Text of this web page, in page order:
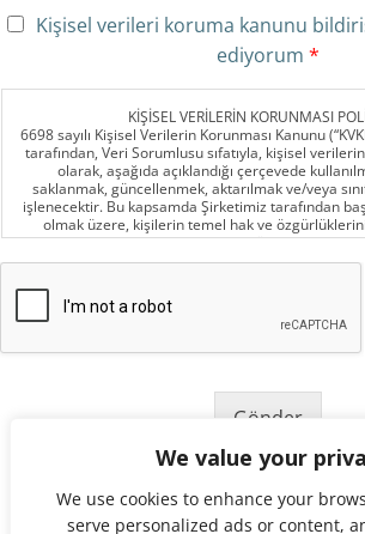
We value your
We use cookies to enhance your
serve personalized ads or content,
K
K
Kişisel verileri koruma kanunu
ediyorum *
KİŞİSEL VERİLERİN KORUNMASI
6698 sayılı Kişisel Verilerin Korunması Kanunu
tarafından, Veri Sorumlusu sıfatıyla, kişisel
olarak, aşağıda açıklandığı çerçevede
saklanmak, güncellenmek, aktarılmak ve/veya
işlenecektir. Bu kapsamda Şirketimiz tarafından
olmak üzere, kişilerin temel hak ve
verilerin korunması amacıyla düzenlenen
gereğince Şirketimiz, kişisel verilerinizin hukuka
sağlama amacıyla, uygun güvenlik düzeyini
teknik ve idari tedbirleri
Bu metnin hedef kitlesi, Şirketimiz çalışanları
Veri sorumlusu sıfatıyla işlenen kişisel verilere,
İsim, soy isim, T.C. kimlik numarası, adres,
adresi, imza, fiziksel mekan/güvenlik görüntü
kalitesi ses kaydı, banka hesap numarası,
Gönder